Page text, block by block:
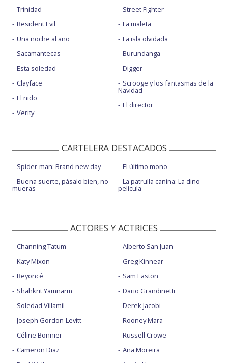
Trinidad
Resident Evil
Una noche al año
Sacamantecas
Esta soledad
Clayface
El nido
Verity
Street Fighter
La maleta
La isla olvidada
Burundanga
Digger
Scrooge y los fantasmas de la
Navidad
El director
CARTELERA DESTACADOS
Spider-man: Brand new day
Buena suerte, pásalo bien, no
mueras
El último mono
La patrulla canina: La dino
película
ACTORES Y ACTRICES
Channing Tatum
Katy Mixon
Beyoncé
Shahkrit Yamnarm
Soledad Villamil
Joseph Gordon-Levitt
Céline Bonnier
Cameron Diaz
Alberto San Juan
Greg Kinnear
Sam Easton
Dario Grandinetti
Derek Jacobi
Rooney Mara
Russell Crowe
Ana Moreira